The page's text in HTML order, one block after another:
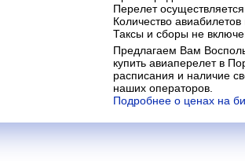
Перелет
Количество
Таксы и сборы не
Предлагаем Вам
купить авиаперелет в
расписания и наличие
наших операторов.
Подробнее о ценах на